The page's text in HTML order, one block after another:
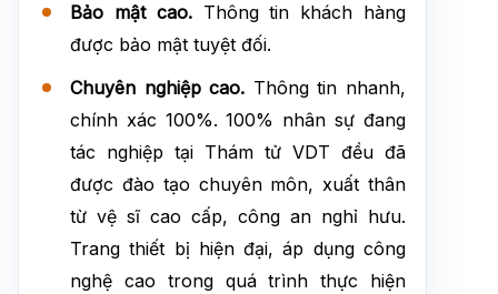
Bảo mật cao. Thông tin khách hàng
được bảo mật tuyệt đối.
Chuyên nghiệp cao. Thông tin nhanh,
chính xác 100%. 100% nhân sự đang
tác nghiệp tại Thám tử VDT đều đã
được đào tạo chuyên môn, xuất thân
từ vệ sĩ cao cấp, công an nghỉ hưu.
Trang thiết bị hiện đại, áp dụng công
nghệ cao trong quá trình thực hiện